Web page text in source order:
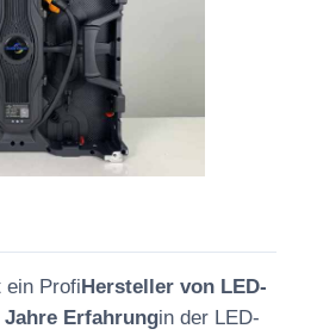
ein ProfiHersteller von LED-
Jahre Erfahrungin der LED-